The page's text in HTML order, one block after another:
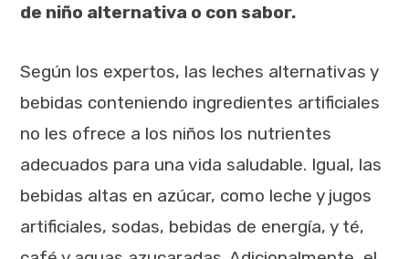
de niño alternativa o con sabor.
Según los expertos, las leches alternativas y
bebidas conteniendo ingredientes artificiales
no les ofrece a los niños los nutrientes
adecuados para una vida saludable. Igual, las
bebidas altas en azúcar, como leche y jugos
artificiales, sodas, bebidas de energía, y té,